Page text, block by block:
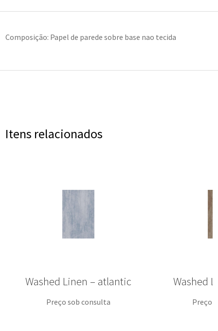
Composição: Papel de parede sobre base nao tecida
Itens relacionados
Washed Linen – atlantic
Preço sob consulta
Washed
Preço